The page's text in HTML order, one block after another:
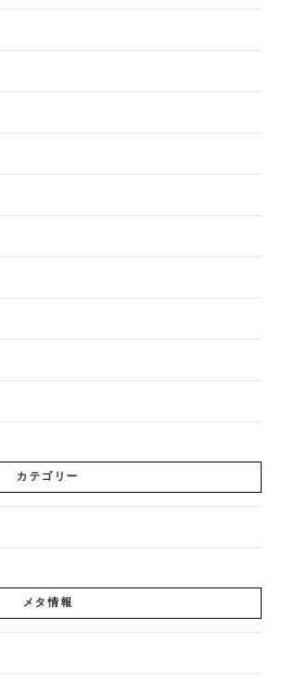
カテゴリー
メタ情報